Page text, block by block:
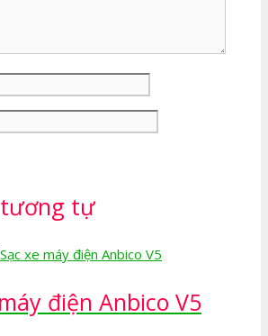
tương tự
điện Anbico V5